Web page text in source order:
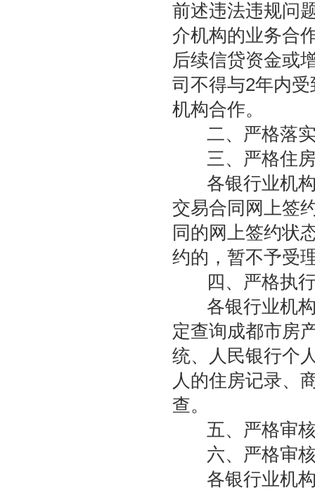
前述违法违规问
介机构的业务合
后续信贷资金或
司不得与2年内
机构合作。
二、严格落实
三、严格住房
各银行业机构
交易合同网上签
同的网上签约状
约的，暂不予受
四、严格执行
各银行业机构
定查询成都市房
统、人民银行个
人的住房记录、
查。
五、严格审核
六、严格审核
各银行业机构